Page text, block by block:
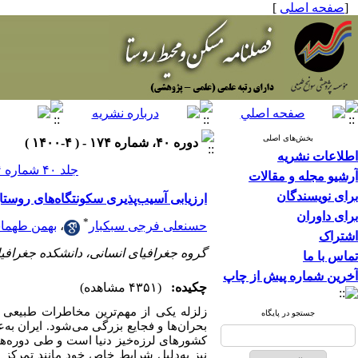
[صفحه اصلی ]
بخش‌های اصلی
اطلاعات نشریه
آرشیو مجله و مقالات
برای نویسندگان
برای داوران
اشتراک
تماس با ما
آخرین شماره پیش از چاپ
جستجو در پایگاه
دوره ۴۰، شماره ۱۷۴ - ( ۴-۱۴۰۰ )
جلد ۴۰ شماره ۱۷۴ صفحات ۱۱۸-۱۰۳
ارزیابی آسیب‌پذیری سکونتگاه‌های
حسنعلی فرجی سبکبار * ، بهمن
گروه جغرافیای انسانی، دانشکده
چکیده: (۴۳۵۱ مشاهده)
زلزله یکی از مهم‌ترین مخاطرات
بحران‌ها و فجایع بزرگی می‌شود.
ایران
کشورهای لرزه‌خیز دنیا است و طی
نیز به‌دلیل شرایط خاص خود مانند